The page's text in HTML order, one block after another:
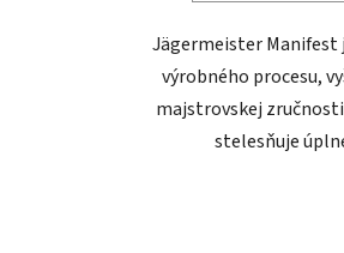
Jägermeister Manifest
výrobného procesu,
majstrovskej
stelesňuje